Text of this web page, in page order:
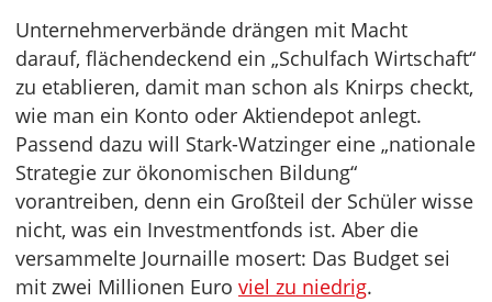
Unternehmerverbände drängen mit Macht
darauf, flächendeckend ein „Schulfach Wirtschaft“
zu etablieren, damit man schon als Knirps checkt,
wie man ein Konto oder Aktiendepot anlegt.
Passend dazu will Stark-Watzinger eine „nationale
Strategie zur ökonomischen Bildung“
vorantreiben, denn ein Großteil der Schüler wisse
nicht, was ein Investmentfonds ist. Aber die
versammelte Journaille mosert: Das Budget sei
mit zwei Millionen Euro viel zu niedrig.